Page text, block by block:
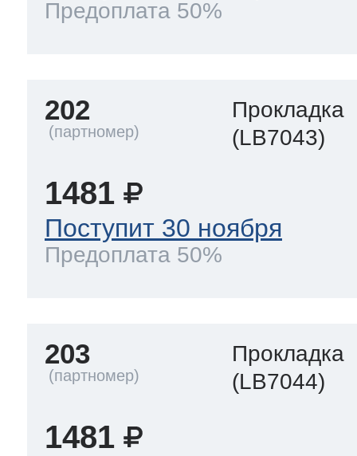
Предоплата 50%
202
Прокладка
(LB7043)
1481
Поступит 30 ноября
Предоплата 50%
203
Прокладка
(LB7044)
1481